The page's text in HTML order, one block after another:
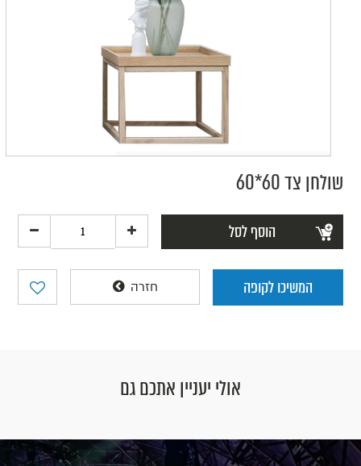
שולחן צד 60*60
הוסף לסל
המשיכו לקופה חזרה
אולי יעניין אתכם גם